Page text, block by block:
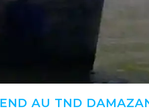
AU TND